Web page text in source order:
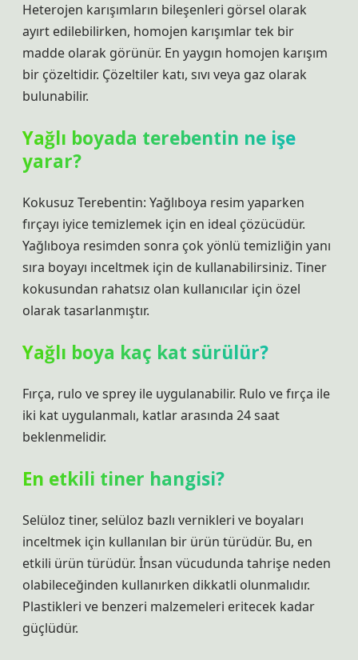
Heterojen karışımların bileşenleri görsel olarak
ayırt edilebilirken, homojen karışımlar tek bir
madde olarak görünür. En yaygın homojen karışım
bir çözeltidir. Çözeltiler katı, sıvı veya gaz olarak
bulunabilir.
Yağlı boyada terebentin ne işe
yarar?
Kokusuz Terebentin: Yağlıboya resim yaparken
fırçayı iyice temizlemek için en ideal çözücüdür.
Yağlıboya resimden sonra çok yönlü temizliğin yanı
sıra boyayı inceltmek için de kullanabilirsiniz. Tiner
kokusundan rahatsız olan kullanıcılar için özel
olarak tasarlanmıştır.
Yağlı boya kaç kat sürülür?
Fırça, rulo ve sprey ile uygulanabilir. Rulo ve fırça ile
iki kat uygulanmalı, katlar arasında 24 saat
beklenmelidir.
En etkili tiner hangisi?
Selüloz tiner, selüloz bazlı vernikleri ve boyaları
inceltmek için kullanılan bir ürün türüdür. Bu, en
etkili ürün türüdür. İnsan vücudunda tahrişe neden
olabileceğinden kullanırken dikkatli olunmalıdır.
Plastikleri ve benzeri malzemeleri eritecek kadar
güçlüdür.